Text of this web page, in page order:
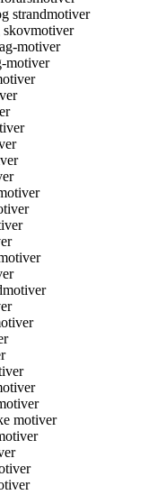
strandmotiver
skovmotiver
motiver
motiver
motiver